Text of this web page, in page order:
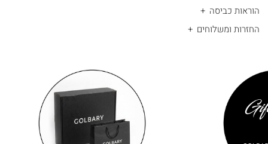
הוראות כביסה
החזרות ומשלוחים
תומך
מכירה
עיגולים
(4)